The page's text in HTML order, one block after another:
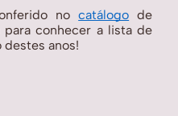
no catálogo de
conhecer a lista de
anos!